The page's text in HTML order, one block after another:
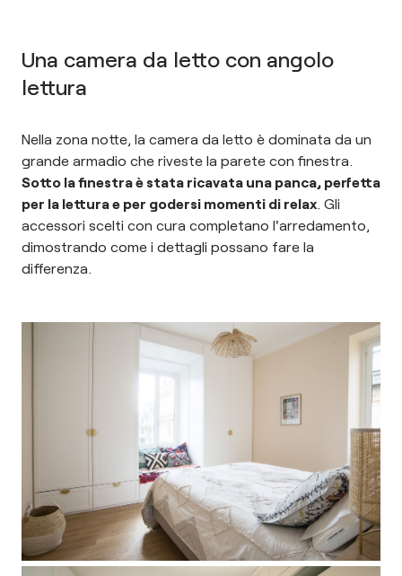
Una camera da letto con angolo
lettura
Nella zona notte, la camera da letto è dominata da un
grande armadio che riveste la parete con finestra.
Sotto la finestra è stata ricavata una panca, perfetta
per la lettura e per godersi momenti di relax . Gli
accessori scelti con cura completano l'arredamento,
dimostrando come i dettagli possano fare la
differenza.